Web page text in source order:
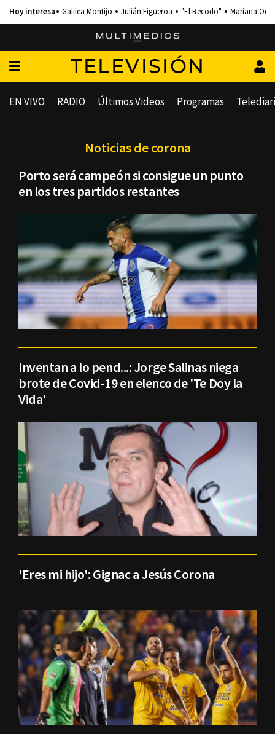
Galilea Montijo Julián Figueroa "El Recodo" Mariana
TELEVISIÓN
EN VIVO RADIO Últimos Videos Programas
Noticias de corona
Porto será campeón si consigue un punto
en los tres partidos restantes
Inventan a lo pend...: Jorge Salinas niega
brote de Covid-19 en elenco de 'Te Doy la
Vida'
'Eres mi hijo': Gignac a Jesús Corona